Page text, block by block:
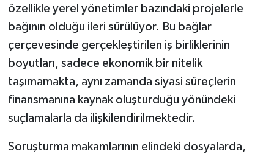
özellikle yerel yönetimler bazındaki projelerle
bağının olduğu ileri sürülüyor. Bu bağlar
çerçevesinde gerçekleştirilen iş birliklerinin
boyutları, sadece ekonomik bir nitelik
taşımamakta, aynı zamanda siyasi süreçlerin
finansmanına kaynak oluşturduğu yönündeki
suçlamalarla da ilişkilendirilmektedir.
Soruşturma makamlarının elindeki dosyalarda,